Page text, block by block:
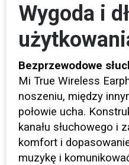
Wygoda i
Bezprzewodowe
Mi True Wireless
noszeniu, między
połowie ucha.
kanału słuchowego i
komfort i
muzykę i